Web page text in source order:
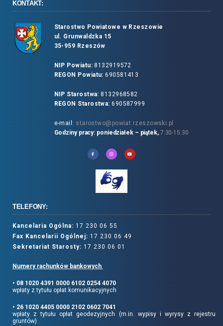
KONTAKT:
Starostwo Powiatowe w Rzeszowie
ul. Grunwaldzka 15
35-959 Rzeszów
NIP Powiatu:8132919572
REGON Powiatu: 690581413
NIP Starostwa: 8132968582
REGON Starostwa: 690587999
e-mail: starostwo@powiat.rzeszowski.pl
Godziny pracy: poniedziałek – piątek, 7:30-15:30
TELEFONY:
Kancelaria Ogólna: 17 230 06 55
Fax Kancelarii Ogólnej: 17 230 06 49
Sekretariat Starosty: 17 230 06 01
Numery rachunków bankowych
• 08 1020 4391 0000 6102 0254 4070
wpłaty z tytułu opłat komunikacyjnych
• 26 1020 4405 0000 2102 0602 7041
wpłaty z tytułu opłat geodezyjnych (m.in. wypisy i wyrysy z rejestru
gruntów)